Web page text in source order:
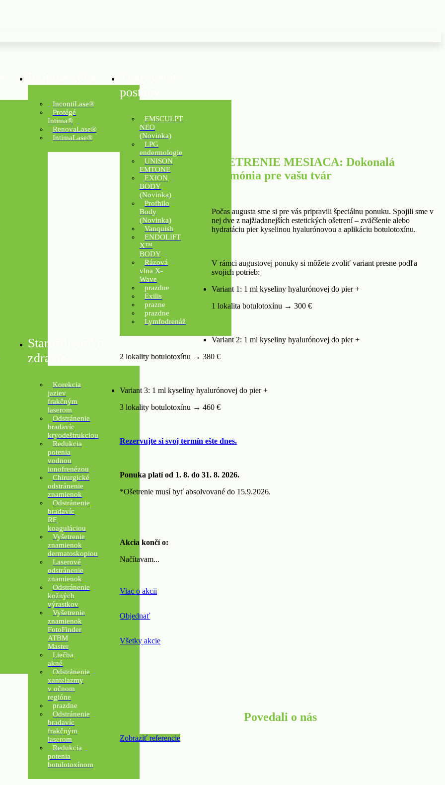
IncontiLase®
Protégé
Intima®
RenovaLase®
IntimaLase®
postavy
EMSCULPT
NEO
(Novinka)
LPG
endermologie
UNISON
EMTONE
EXION
BODY
(Novinka)
Profhilo
Body
(Novinka)
Vanquish
ENDOLIFT
X™
BODY
Rázová
vlna X-
Wave
prazdne
Exilis
prazne
prazdne
Lymfodrenáž
Starostlivosť o
zdravie
Korekcia
jaziev
frakčným
laserom
Odstránenie
bradavíc
kryodeštrukciou
Redukcia
potenia
vodnou
ionofrenézou
Chirurgické
odstránenie
znamienok
Odstránenie
bradavíc
RF
koaguláciou
Vyšetrenie
znamienok
dermatoskopiou
Laserové
odstránenie
znamienok
Odstránenie
kožných
výrastkov
Vyšetrenie
znamienok
FotoFinder
ATBM
Master
Liečba
akné
Odstránenie
xantelazmy
v očnom
regióne
prazdne
Odstránenie
bradavíc
frakčným
laserom
Redukcia
potenia
botulotoxínom
OŠETRENIE MESIACA: Dokonalá
harmónia pre vašu tvár
Počas augusta sme si pre vás pripravili špeciálnu ponuku. Spojili sme v
nej dve z najžiadanejších estetických ošetrení – zväčšenie alebo
hydratáciu pier kyselinou hyalurónovou a aplikáciu botulotoxínu.
V rámci augustovej ponuky si môžete zvoliť variant presne podľa
svojich potrieb:
Variant 1: 1 ml kyseliny hyalurónovej do pier +
1 lokalita botulotoxínu → 300 €
Variant 2: 1 ml kyseliny hyalurónovej do pier +
2 lokality botulotoxínu → 380 €
Variant 3: 1 ml kyseliny hyalurónovej do pier +
3 lokality botulotoxínu → 460 €
Rezervujte si svoj termín ešte dnes.
Ponuka platí od 1. 8. do 31. 8. 2026.
*Ošetrenie musí byť absolvované do 15.9.2026.
Akcia končí o:
Načítavam...
Viac o akcii
Objednať
Všetky akcie
Povedali o nás
Zobraziť referencie